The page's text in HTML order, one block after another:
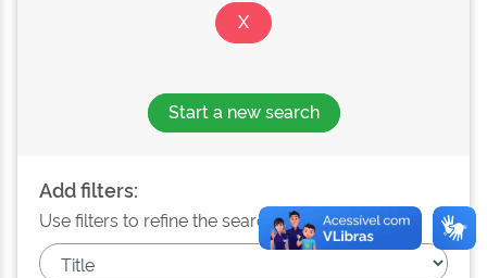
Start a new search
Add filters:
Use filters to refine the search results.